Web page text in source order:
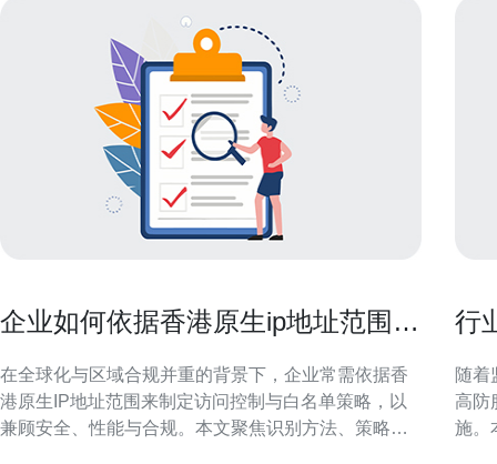
企业如何依据香港原生ip地址范围做
在全球化与区域合规并重的背景下，企业常需依据香
港原生IP地址范围来制定访问控制与白名单策略，以
兼顾安全、性能与合规。本文聚焦识别方法、策略设
行
随着
高防
施。